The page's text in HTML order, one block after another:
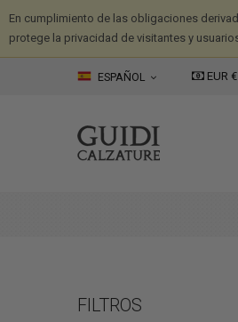
En cumplimiento de las obligaciones
protege la privacidad de visitantes y
ESPAÑOL EUR
FILTROS